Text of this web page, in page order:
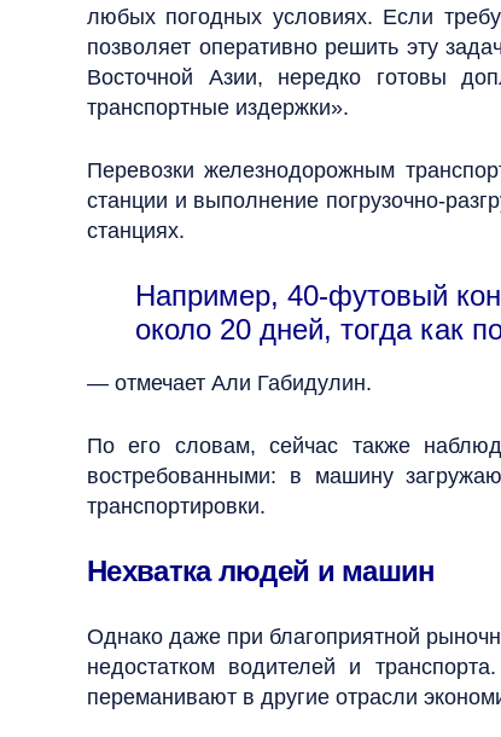
любых погодных условиях. Если
позволяет оперативно решить эту
Восточной Азии, нередко готовы
транспортные издержки».
Перевозки железнодорожным
станции и выполнение погрузочно-
станциях.
Например, 40-футовый
около 20 дней, тогда как
— отмечает Али Габидулин.
По его словам, сейчас также
востребованными: в машину
транспортировки.
Нехватка людей и машин
Однако даже при благоприятной
недостатком водителей и
переманивают в другие отрасли